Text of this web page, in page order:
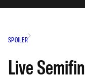
SPOILER
Live